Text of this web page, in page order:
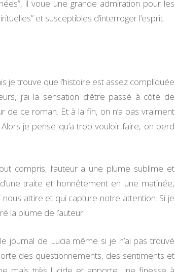
il voue une grande admiration pour les
et susceptibles d’interroger l’esprit.
je trouve que l’histoire est assez compliquée
j’ai la sensation d’être passé à côté de
de ce roman. Et à la fin, on n’a pas vraiment
je pense qu’a trop vouloir faire, on perd
compris, l’auteur a une plume sublime et
traite et honnêtement en une matinée,
nous attire et qui capture notre attention. Si je
la plume de l’auteur.
journal de Lucia même si je n’ai pas trouvé
des questionnements, des sentiments et